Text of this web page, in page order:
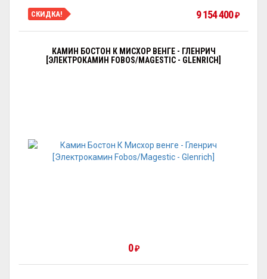
СКИДКА! 9 154 400₽
КАМИН БОСТОН К МИСХОР ВЕНГЕ - ГЛЕНРИЧ
[ЭЛЕКТРОКАМИН FOBOS/MAGESTIC - GLENRICH]
0₽